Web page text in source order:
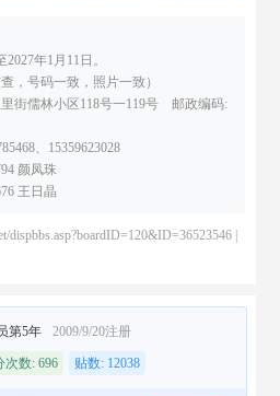
年1月11日。
，号码一致，照片一致）
街儒林小区118号一119号 邮政编码:
、15359623028
颜凤珠
王日晶
dispbbs.asp?boardID=120&ID=36523546 |
第5年 2009/9/20注册
次数: 696 贴数: 12038